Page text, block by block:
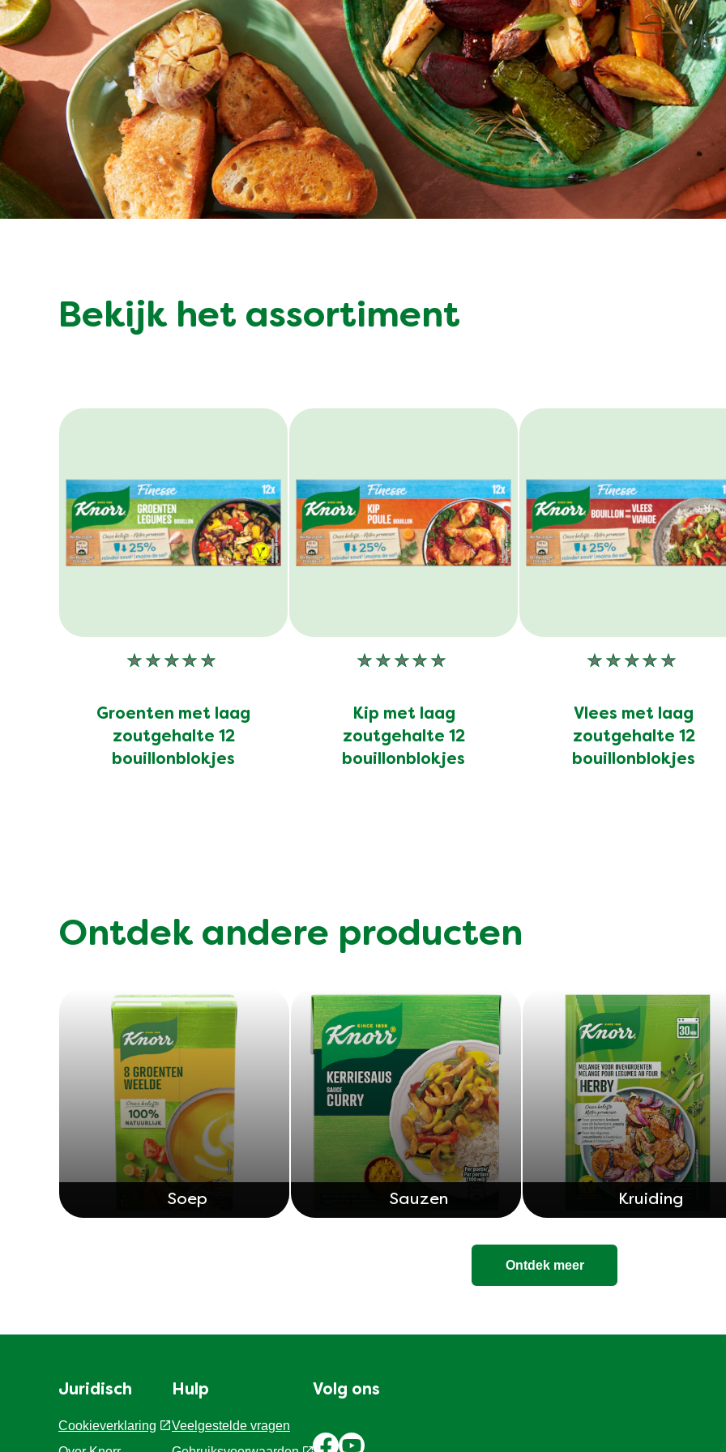
Bekijk het assortiment
Groenten met laag
zoutgehalte 12
bouillonblokjes
Geen
ingediend
voor
deze
Kip met laag
zoutgehalte 12
bouillonblokjes
Geen
ingediend
voor
deze
Vlees met laag
zoutgehalte 12
bouillonblokjes
Geen
ingediend
voor
deze
Ontdek andere producten
Soep Sauzen Kruiding
Ontdek meer
Juridisch
Cookieverklaring
Hulp
Veelgestelde vragen
Volg ons